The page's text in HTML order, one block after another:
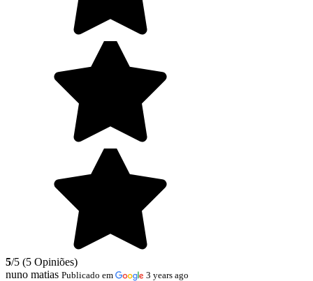
5/5 (5 Opiniões)
nuno matias Publicado em 3 years ago